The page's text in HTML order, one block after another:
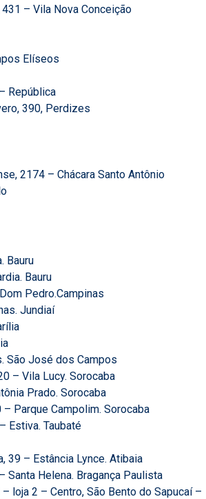
– Vila Nova Conceição
Elíseos
República
390, Perdizes
2174 – Chácara Santo Antônio
Bauru
Bauru
Pedro.Campinas
Jundiaí
São José dos Campos
– Vila Lucy. Sorocaba
Prado. Sorocaba
Parque Campolim. Sorocaba
Estiva. Taubaté
39 – Estância Lynce. Atibaia
Santa Helena. Bragança Paulista
loja 2 – Centro, São Bento do Sapucaí –